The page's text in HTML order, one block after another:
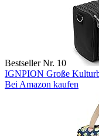
Bestseller Nr. 10
IGNPION Große
Bei Amazon kaufen